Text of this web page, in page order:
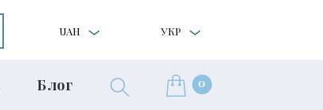
UAH УКР
Блог 0